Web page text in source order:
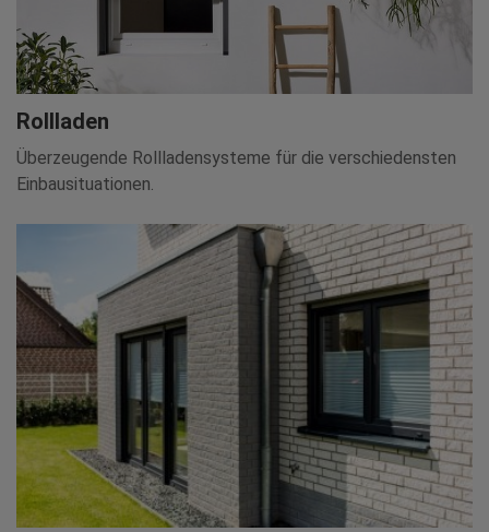
Rollladen
Überzeugende Rollladensysteme für die verschiedensten
Einbausituationen.